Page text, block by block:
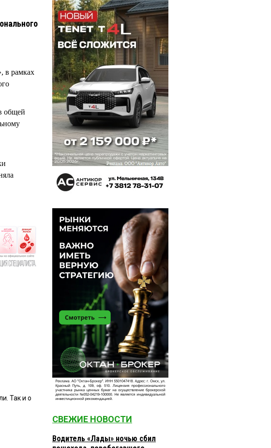
в рамках
общей
Так и о
СВЕЖИЕ НОВОСТИ
Водитель «Лады» ночью сбил